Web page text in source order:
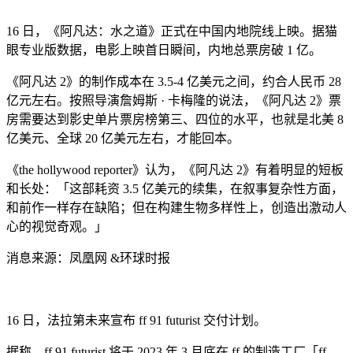
16 日，《阿凡达：水之道》正式在中国内地院线上映。据猫
眼专业版数据，电影上映首日瞬间，内地总票房破 1 亿。
《阿凡达 2》的制作成本在 3.5-4 亿美元之间，约合人民币 28
亿元左右。按照导演詹姆斯 · 卡梅隆的说法，《阿凡达 2》票
房需要达到影史单片票房榜第三、四位的水平，也就是北美 8
亿美元、全球 20 亿美元左右，才能回本。
《the hollywood reporter》认为，《阿凡达 2》有着明显的短板
和长处：「这部耗资 3.5 亿美元的续集，在叙事复杂性方面，
和前作一样存在缺陷；但在构建生物多样性上，创造出激动人
心的视觉奇观。」
消息来源：凤凰网 &环球时报
16 日，法拉第未来宣布 ff 91 futurist 交付计划。